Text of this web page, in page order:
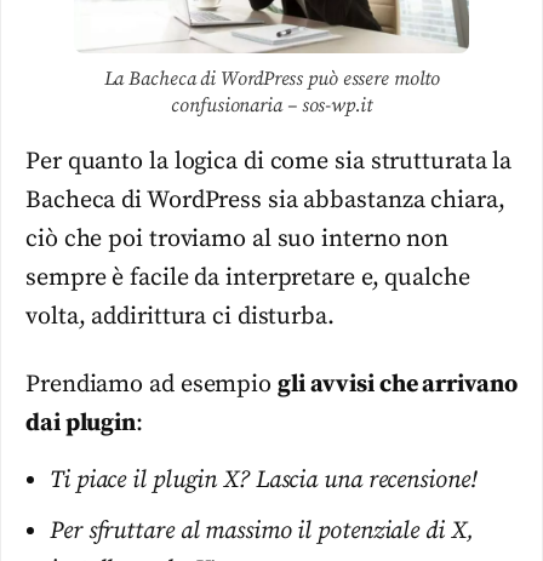
La Bacheca di WordPress può essere molto
confusionaria – sos-wp.it
Per quanto la logica di come sia strutturata la
Bacheca di WordPress sia abbastanza chiara,
ciò che poi troviamo al suo interno non
sempre è facile da interpretare e, qualche
volta, addirittura ci disturba.
Prendiamo ad esempio gli avvisi che arrivano
dai plugin:
Ti piace il plugin X? Lascia una recensione!
Per sfruttare al massimo il potenziale di X,